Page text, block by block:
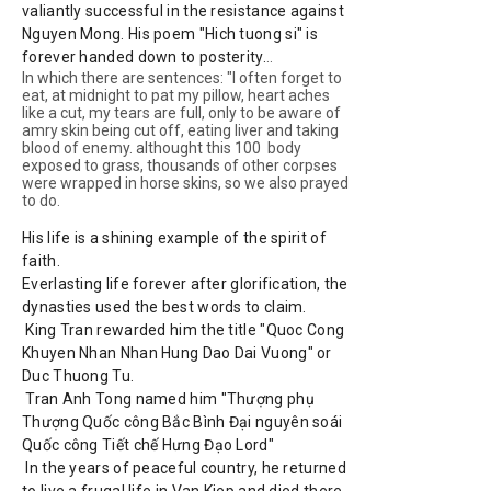
valiantly successful in the resistance against
Nguyen Mong.
His poem "Hich tuong si" is
forever handed down to posterity.
In which there are sentences: "I often forget to
eat, at midnight to pat my pillow, heart aches
like a cut, my tears are full, only to be aware of
amry skin being cut off, eating liver and taking
blood of enemy. althought this 100 body
exposed to grass, thousands of other corpses
were wrapped in horse skins, so we also prayed
to do.
His life is a shining example of the spirit of
faith.
Everlasting life forever after glorification, the
dynasties used the best words to claim.
King Tran rewarded him the title "Quoc Cong
Khuyen Nhan Nhan Hung Dao Dai Vuong" or
Duc Thuong Tu.
Tran Anh Tong named him "Thượng phụ
Thượng Quốc công Bắc Bình Đại nguyên soái
Quốc công Tiết chế Hưng Đạo Lord"
In the years of peaceful country, he returned